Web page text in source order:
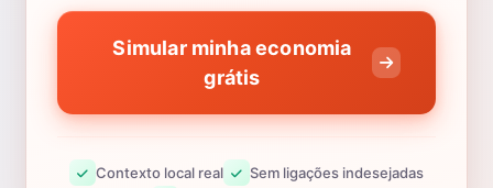
Simular minha economia
grátis
Contexto local real
Sem ligações indesejadas